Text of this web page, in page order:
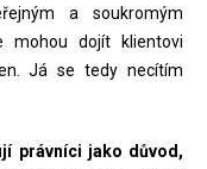
a soukromým
mohou dojít klientovi
Já se tedy necítím
právníci jako důvod,